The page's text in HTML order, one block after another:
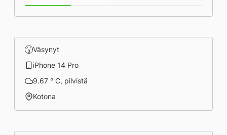
Väsynyt
iPhone 14 Pro
9.67 ° C, pilvistä
Kotona